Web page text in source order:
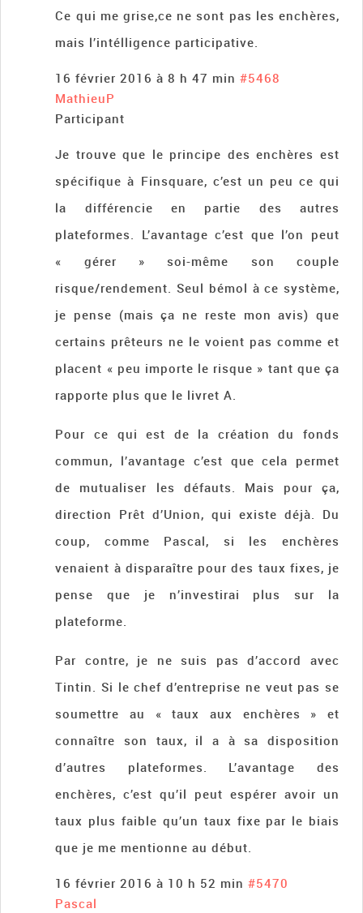
Ce qui me grise,ce ne sont pas les enchères,
mais l’intélligence participative.
16 février 2016 à 8 h 47 min #5468
MathieuP
Participant
Je trouve que le principe des enchères est
spécifique à Finsquare, c’est un peu ce qui
la différencie en partie des autres
plateformes. L’avantage c’est que l’on peut
« gérer » soi-même son couple
risque/rendement. Seul bémol à ce système,
je pense (mais ça ne reste mon avis) que
certains prêteurs ne le voient pas comme et
placent « peu importe le risque » tant que ça
rapporte plus que le livret A.
Pour ce qui est de la création du fonds
commun, l’avantage c’est que cela permet
de mutualiser les défauts. Mais pour ça,
direction Prêt d’Union, qui existe déjà. Du
coup, comme Pascal, si les enchères
venaient à disparaître pour des taux fixes, je
pense que je n’investirai plus sur la
plateforme.
Par contre, je ne suis pas d’accord avec
Tintin. Si le chef d’entreprise ne veut pas se
soumettre au « taux aux enchères » et
connaître son taux, il a à sa disposition
d’autres plateformes. L’avantage des
enchères, c’est qu’il peut espérer avoir un
taux plus faible qu’un taux fixe par le biais
que je me mentionne au début.
16 février 2016 à 10 h 52 min #5470
Pascal